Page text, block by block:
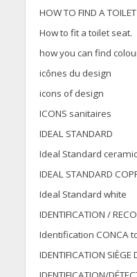
HOW TO FIND A
How to fit a toilet seat.
how you can find
icônes du design
icons of design
ICONS sanitaires
IDEAL STANDARD
Ideal Standard
IDEAL STANDARD
Ideal Standard white
IDENTIFICATION /
Identification CONCA
IDENTIFICATION SIÈGE